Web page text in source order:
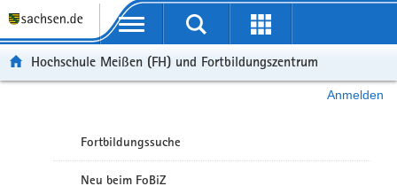
Portalübergreifende Navigation
Hochschule Meißen (FH) und Fortbildungszentrum
Anmelden
Fortbildungssuche
Neu beim FoBiZ